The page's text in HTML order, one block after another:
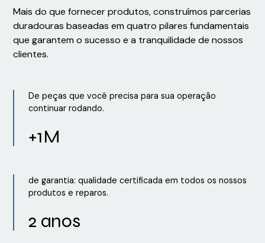
Mais do que fornecer produtos, construímos parcerias
duradouras baseadas em quatro pilares fundamentais
que garantem o sucesso e a tranquilidade de nossos
clientes.
De peças que você precisa para sua operação
continuar rodando.
+1M
de garantia: qualidade certificada em todos os nossos
produtos e reparos.
2 anos